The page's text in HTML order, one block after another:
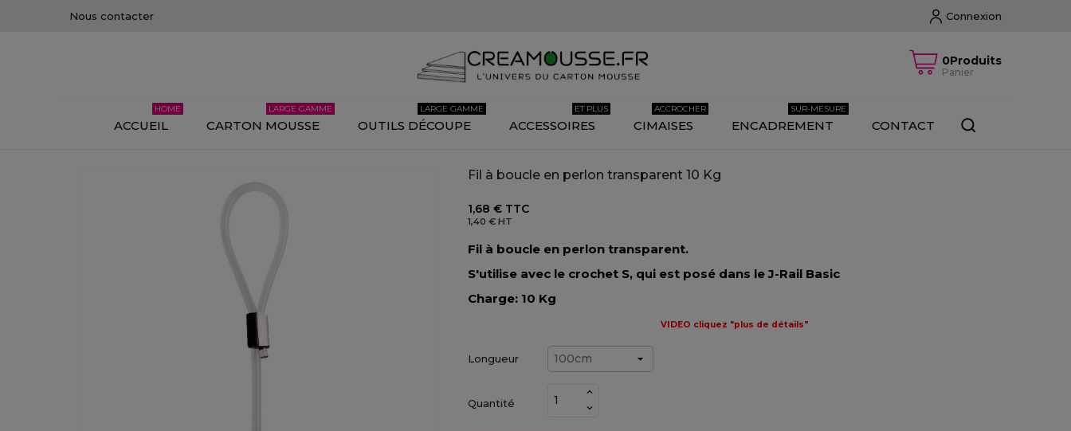
Nous contacter Connexion
0Produits
Panier
ACCUEIL
HOME
CARTON MOUSSE
LARGE GAMME
OUTILS DÉCOUPE
LARGE GAMME
ACCESSOIRES
ET PLUS
CIMAISES
ACCROCHER
ENCADREMENT
SUR-MESURE
CONTACT
Fil à boucle en perlon transparent 10 Kg
1,68 € TTC
1,40 € HT
Fil à boucle en perlon transparent.
S'utilise avec le crochet S, qui est posé dans le J-Rail Basic
Charge: 10 Kg
VIDEO cliquez "plus de détails"
Longueur
Quantité